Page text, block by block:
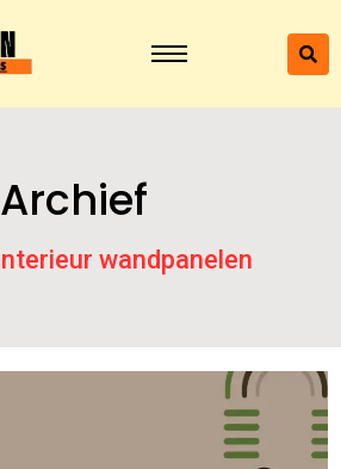
Archief
Interieur wandpanelen